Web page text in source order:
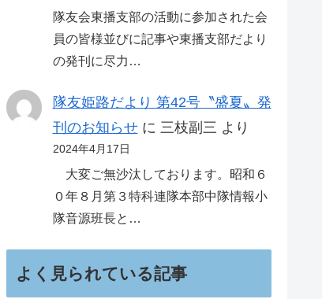
隊友会東播支部の活動に参加された会
員の皆様並びに記事や東播支部だより
の発刊に尽力…
隊友姫路だより 第42号〝盛夏〟発
刊のお知らせに 三枝副三 より
2024年4月17日
大変ご無沙汰しております。昭和６
０年８月第３特科連隊本部中隊情報小
隊音源班長と…
よく見られている記事